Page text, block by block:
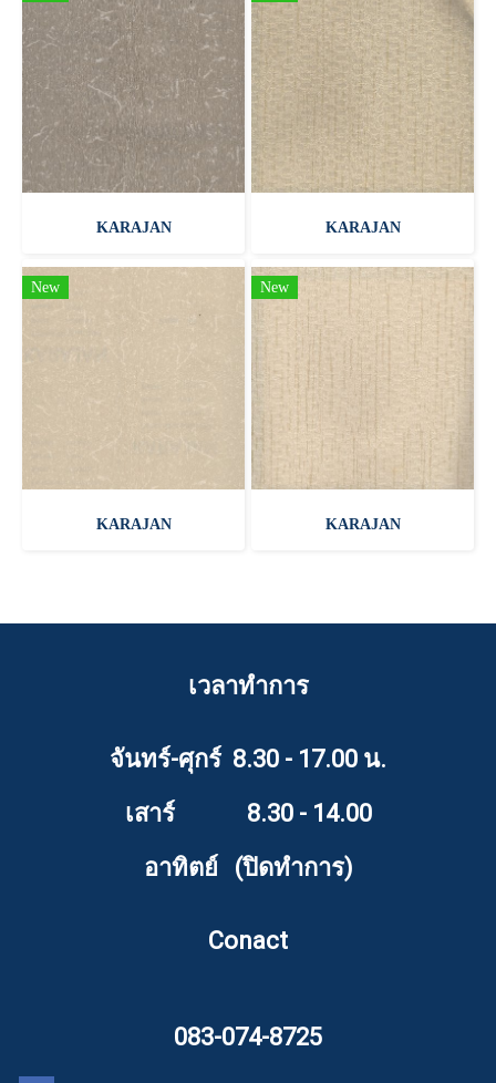
KARAJAN KARAJAN
New
KARAJAN
New
KARAJAN
เวลาทำการ
จันทร์-ศุกร์ 8.30 - 17.00 น.
เสาร์ 8.30 - 14.00
อาทิตย์ (ปิดทำการ)
Conact
083-074-8725